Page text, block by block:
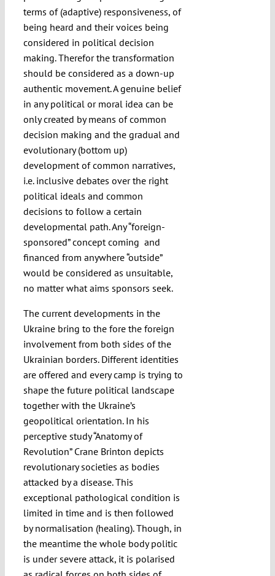
terms of (adaptive) responsiveness, of
being heard and their voices being
considered in political decision
making. Therefor the transformation
should be considered as a down-up
authentic movement. A genuine belief
in any political or moral idea can be
only created by means of common
decision making and the gradual and
evolutionary (bottom up)
development of common narratives,
i.e. inclusive debates over the right
political ideals and common
decisions to follow a certain
developmental path. Any “foreign-
sponsored” concept coming and
financed from anywhere “outside”
would be considered as unsuitable,
no matter what aims sponsors seek.
The current developments in the
Ukraine bring to the fore the foreign
involvement from both sides of the
Ukrainian borders. Different identities
are offered and every camp is trying to
shape the future political landscape
together with the Ukraine’s
geopolitical orientation. In his
perceptive study “Anatomy of
Revolution” Crane Brinton depicts
revolutionary societies as bodies
attacked by a disease. This
exceptional pathological condition is
limited in time and is then followed
by normalisation (healing). Though, in
the meantime the whole body politic
is under severe attack, it is polarised